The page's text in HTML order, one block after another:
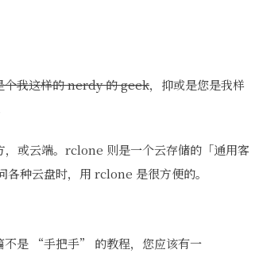
个我这样的 nerdy 的 geek，抑或是您是我样
或云端。rclone 则是一个云存储的「通用客
种云盘时，用 rclone 是很方便的。
不是 “手把手” 的教程，您应该有一